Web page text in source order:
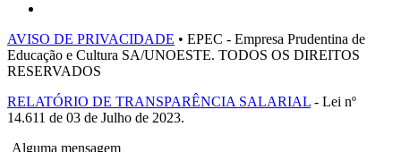
AVISO DE PRIVACIDADE • EPEC - Empresa Prudentina de
Educação e Cultura SA/UNOESTE. TODOS OS DIREITOS
RESERVADOS
RELATÓRIO DE TRANSPARÊNCIA SALARIAL - Lei nº
14.611 de 03 de Julho de 2023.
Alguma mensagem